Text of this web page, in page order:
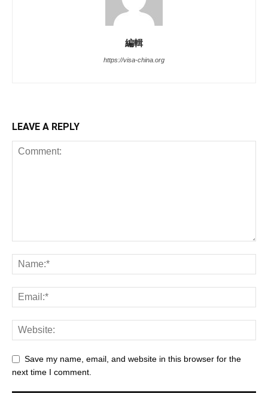
編輯
https://visa-china.org
LEAVE A REPLY
Save my name, email, and website in this browser for the
next time I comment.